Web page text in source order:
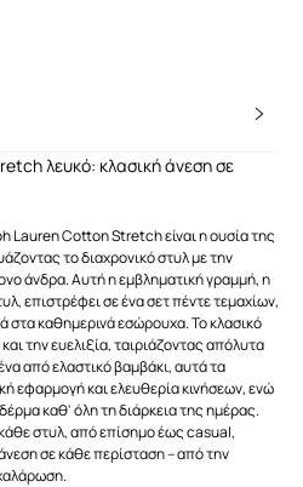
λευκό: κλασική άνεση σε
Lauren Cotton Stretch είναι η ουσία της
το διαχρονικό στυλ με την
άνδρα. Αυτή η εμβληματική γραμμή, η
επιστρέφει σε ένα σετ πέντε τεμαχίων,
στα καθημερινά εσώρουχα. Το κλασικό
την ευελιξία, ταιριάζοντας απόλυτα
από ελαστικό βαμβάκι, αυτά τα
εφαρμογή και ελευθερία κινήσεων, ενώ
καθ' όλη τη διάρκεια της ημέρας.
στυλ, από επίσημο έως casual,
σε κάθε περίσταση – από την